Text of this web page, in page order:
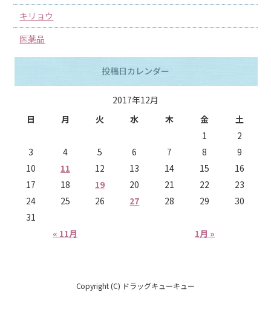
キリョウ
医薬品
投稿日カレンダー
2017年12月
日
月 火 水 木 金 土
« 11月 1月 »
1
2
3
4 5 6 7 8
9
10
11 12 13 14 15
16
17
18 19 20 21 22
23
24
25 26 27 28 29
30
31
Copyright (C) ドラッグキューキュー